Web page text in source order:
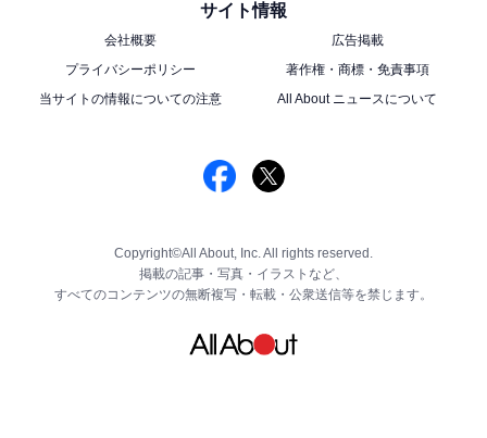
サイト情報
会社概要
広告掲載
プライバシーポリシー
著作権・商標・免責事項
当サイトの情報についての注意
All About ニュースについて
Copyright©All About, Inc. All rights reserved.
掲載の記事・写真・イラストなど、
すべてのコンテンツの無断複写・転載・公衆送信等を禁じます。